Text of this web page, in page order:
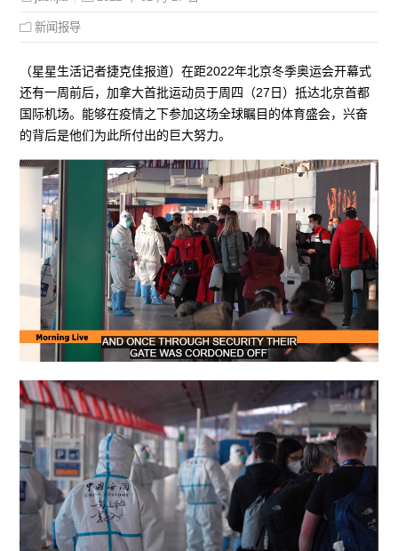
新闻报导
（星星生活记者捷克佳报道）在距2022年北京冬季奥运会开幕式
还有一周前后，加拿大首批运动员于周四（27日）抵达北京首都
国际机场。能够在疫情之下参加这场全球瞩目的体育盛会，兴奋
的背后是他们为此所付出的巨大努力。